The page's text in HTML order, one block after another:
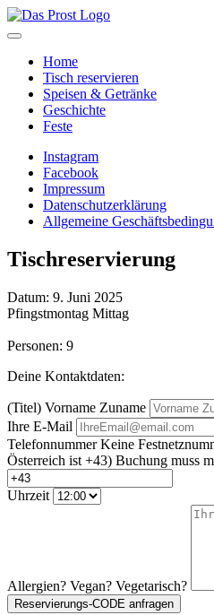
Home
Tisch reservieren
Speisen & Getränke
Geschichte
Feste
Instagram
Facebook
Impressum
Datenschutzerklärung
Allgemeine
Tischreservierung
Datum: 9. Juni 2025
Pfingstmontag Mittag
Personen: 9
Deine Kontaktdaten:
(Titel) Vorname Zuname
Ihre E-Mail
TelefonnummerKeine
Österreich ist +43) Buchung muss
Uhrzeit
Allergien? Vegan? Vegetarisch?
Reservierungs-CODE anfragen